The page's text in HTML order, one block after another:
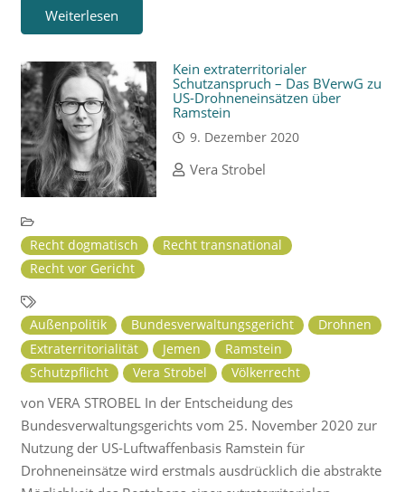
Weiterlesen
Kein extraterritorialer
Schutzanspruch – Das BVerwG zu
US-Drohneneinsätzen über
Ramstein
9. Dezember 2020
Vera Strobel
Recht dogmatisch
Recht transnational
Recht vor Gericht
Außenpolitik Bundesverwaltungsgericht
Drohnen
Extraterritorialität
Jemen
Ramstein
Schutzpflicht
Vera Strobel Völkerrecht
von VERA STROBEL In der Entscheidung des
Bundesverwaltungsgerichts vom 25. November 2020 zur
Nutzung der US-Luftwaffenbasis Ramstein für
Drohneneinsätze wird erstmals ausdrücklich die abstrakte